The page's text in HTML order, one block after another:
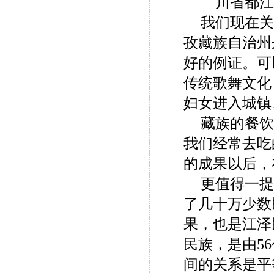
我们现在
孜藏族自治
好的例证。
传统歌舞文
妇女进入城
藏族的餐
我们经常去
的成果以后
更值得一
了几十万少
果，也是江
民族，是由
间的关系是